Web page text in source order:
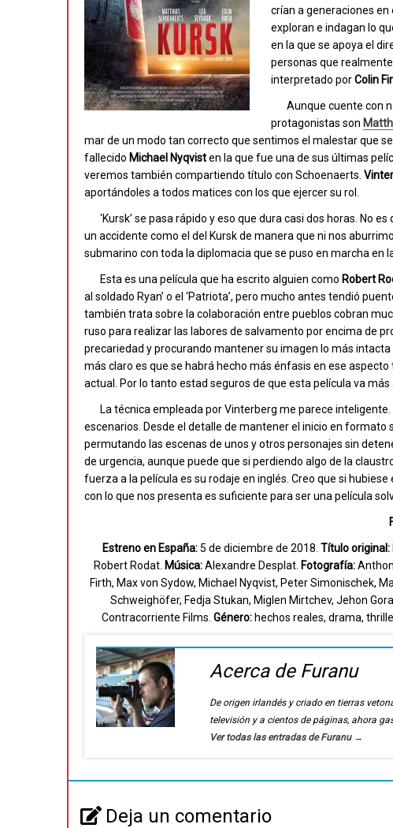
crían a generaciones
exploran e indagan lo
en la que se apoya el
personas que
interpretado porColin
Aunque cuente con
protagonistas son
mar de un modo tan correcto que sentimos el malestar que
fallecido Michael Nyqvisten la que fue una de sus últimas
veremos también compartiendo título con Schoenaerts.
aportándoles a todos matices con los que ejercer su rol.
‘Kursk’ se pasa rápido y eso que dura casi dos horas. No
un accidente como el del Kursk de manera que ni nos
submarino con toda la diplomacia que se puso en marcha en
Esta es una película que ha escrito alguien como Robert
al soldado Ryan’ o el ‘Patriota’, pero mucho antes tendió
también trata sobre la colaboración entre pueblos cobran
ruso para realizar las labores de salvamento por encima de
precariedad y procurando mantener su imagen lo más
más claro es que se habrá hecho más énfasis en ese
actual. Por lo tanto estad seguros de que esta película va
La técnica empleada por Vinterberg me parece
escenarios. Desde el detalle de mantener el inicio en
permutando las escenas de unos y otros personajes sin
de urgencia, aunque puede que si perdiendo algo de la
fuerza a la película es su rodaje en inglés. Creo que si
con lo que nos presenta es suficiente para ser una película
Estreno en España:5 de diciembre de 2018. Título original:
Robert Rodat. Música:Alexandre Desplat. Fotografía:
Firth, Max von Sydow, Michael Nyqvist, Peter Simonischek,
Schweighöfer, Fedja Stukan, Miglen Mirtchev, Jehon
Contracorriente Films. Género:hechos reales, drama,
Acerca de Furanu
De origen irlandés y criado en tierras
televisión y a cientos de páginas, ahora
Ver todas las entradas de Furanu →
Deja un comentario